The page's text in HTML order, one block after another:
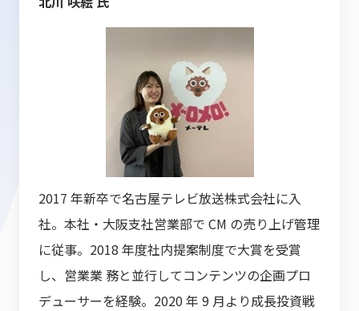
2017 年新卒で名古屋テレビ放送株式会社に入
社。本社・大阪支社営業部で CM の売り上げ管理
に従事。2018 年度社内提案制度で大賞を受賞
し、営業業 務と並行してコンテンツの企画プロ
デューサーを経験。2020 年 9 月より成長投資戦